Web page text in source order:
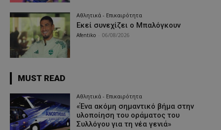
Αθλητικά - Επικαιρότητα
Εκεί συνεχίζει ο Μπαλόγκουν
Afentiko 06/08/2026
MUST READ
Αθλητικά - Επικαιρότητα
«Ένα ακόμη σημαντικό βήμα στην
υλοποίηση του οράματος του
Συλλόγου για τη νέα γενιά»